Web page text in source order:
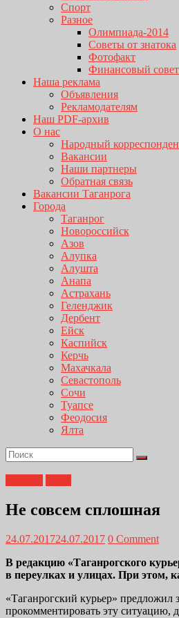
Спорт
Разное
Олимпиада-2014
Советы от знатока
Фотофакт
Финансовый
Наша реклама
Объявления
Рекламодателям
Наш PDF-архив
О нас
Народный
Вакансии
Наши партнеры
Обратная связь
Вакансии Таганрога
Города
Таганрог
Новороссийск
Азов
Алупка
Алушта
Анапа
Астрахань
Геленджик
Дербент
Ейск
Каспийск
Керчь
Махачкала
Севастополь
Сочи
Туапсе
Феодосия
Ялта
Не совсем сплошная
24.07.201724.07.2017 0 Comment
В редакцию «Таганрогского
в переулках и улицах. При этом,
«Таганрогский курьер»
прокомментировать эту ситуацию,